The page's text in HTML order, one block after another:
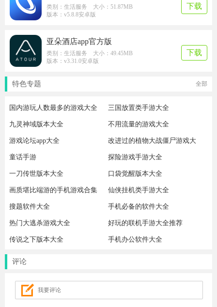
类别：生活服务 大小：51.87MB
版本：v5.8.8安卓版
下载
亚朵酒店app官方版
类别：生活服务 大小：49.45MB
版本：v3.31.0安卓版
下载
特色专题 全部
国内游玩人数最多的游戏大全 三国放置类手游大全
九灵神域版本大全 不用流量的游戏大全
游戏论坛app大全
改进过的植物大战僵尸游戏大
童话手游
探险游戏手游大全
一刀传世版本大全 口袋觉醒版本大全
画质堪比端游的手机游戏合集 仙侠挂机类手游大全
搜题软件大全 手机必备的软件大全
热门大逃杀游戏大全 好玩的联机手游大全推荐
传说之下版本大全 手机办公软件大全
评论